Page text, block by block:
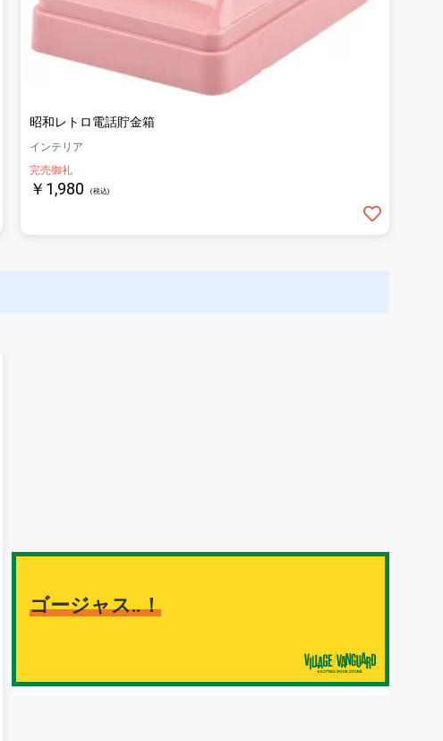
昭和レトロ電話貯金箱
インテリア
完売御礼
￥1,980 (税込)
ゴージャス‥！